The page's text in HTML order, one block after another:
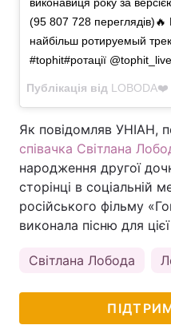
(95 807 728 переглядів)🔥
найбільш ротируемый
#tophit#ротації @tophit_live
Публікація від LOBODA❤️
Як повідомляв УНІАН,
співачка Світлана
народження другої
сторінці в соціальній
російського фільму
виконала пісню для
Світлана Лобода